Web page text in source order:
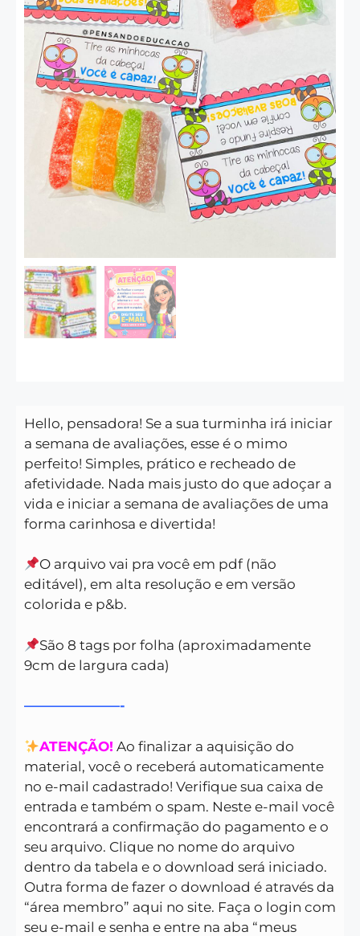
Hello, pensadora! Se a sua turminha irá iniciar
a semana de avaliações, esse é o mimo
perfeito! Simples, prático e recheado de
afetividade. Nada mais justo do que adoçar a
vida e iniciar a semana de avaliações de uma
forma carinhosa e divertida!
O arquivo vai pra você em pdf (não
editável), em alta resolução e em versão
colorida e p&b.
São 8 tags por folha (aproximadamente
9cm de largura cada)
———————-
ATENÇÃO! Ao finalizar a aquisição do
material, você o receberá automaticamente
no e-mail cadastrado! Verifique sua caixa de
entrada e também o spam. Neste e-mail você
encontrará a confirmação do pagamento e o
seu arquivo. Clique no nome do arquivo
dentro da tabela e o download será iniciado.
Outra forma de fazer o download é através da
“área membro” aqui no site. Faça o login com
seu e-mail e senha e entre na aba “meus